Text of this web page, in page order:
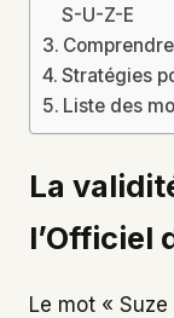
S-U-Z-E
Stratégies
Liste des
La
l’Officiel
Le mot «